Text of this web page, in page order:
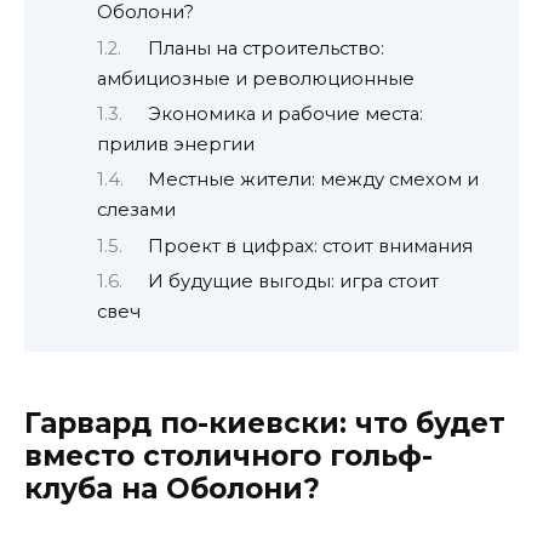
Оболони?
Планы на строительство:
амбициозные и революционные
Экономика и рабочие места:
прилив энергии
Местные жители: между смехом и
слезами
Проект в цифрах: стоит внимания
И будущие выгоды: игра стоит
свеч
Гарвард по-киевски: что будет
вместо столичного гольф-
клуба на Оболони?